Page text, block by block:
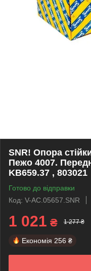
SNR! Опора
Пежо 4007.
KB659.37 , 803021
Готово до відправки
Код: V-AC.05657.SNR
1 021 ₴ 1 277 ₴
Економія 256 ₴